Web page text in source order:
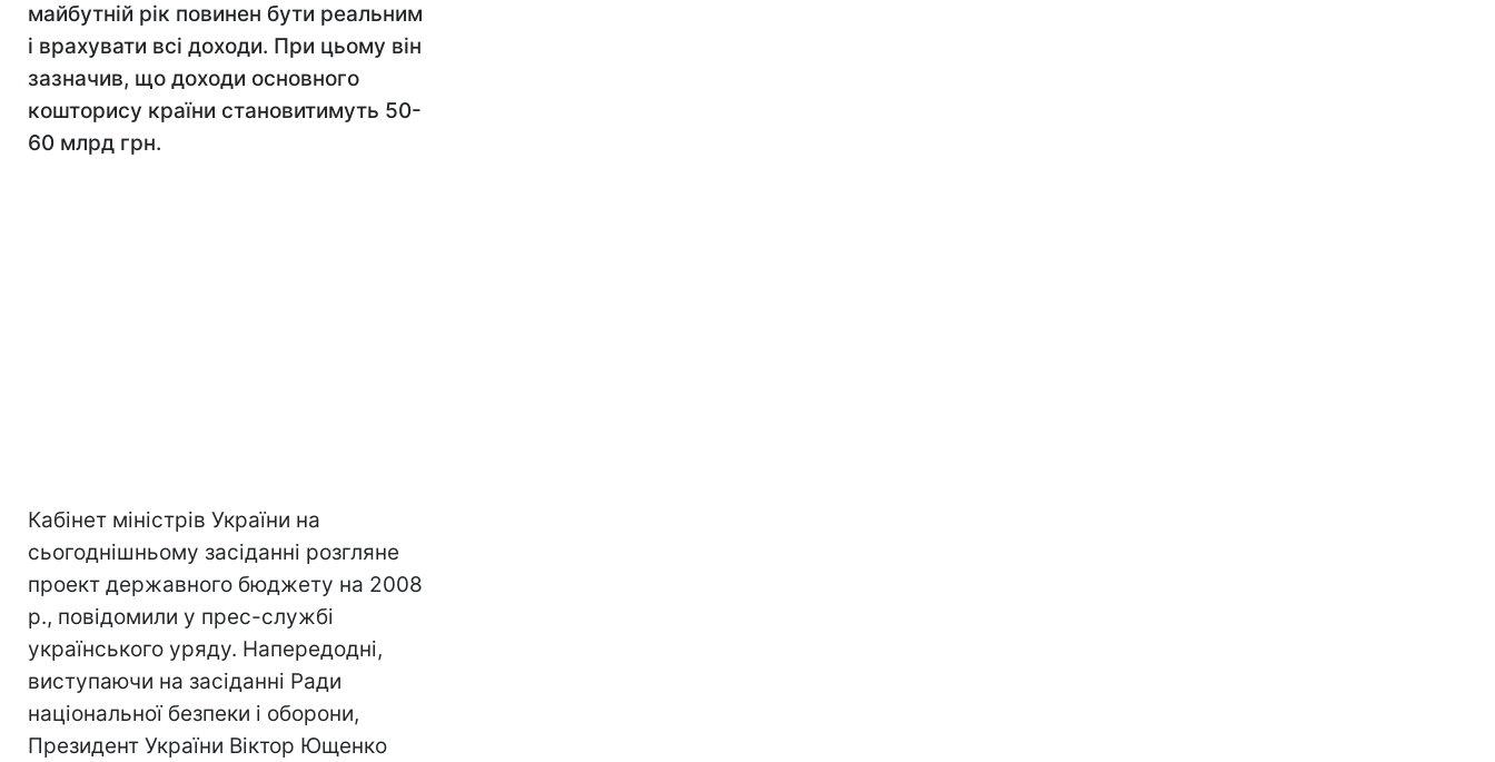
майбутній рік повинен бути реальним
і врахувати всі доходи. При цьому він
зазначив, що доходи основного
кошторису країни становитимуть 50-
60 млрд грн.
Кабінет міністрів України на
сьогоднішньому засіданні розгляне
проект державного бюджету на 2008
р., повідомили у прес-службі
українського уряду. Напередодні,
виступаючи на засіданні Ради
національної безпеки і оборони,
Президент України Віктор Ющенко